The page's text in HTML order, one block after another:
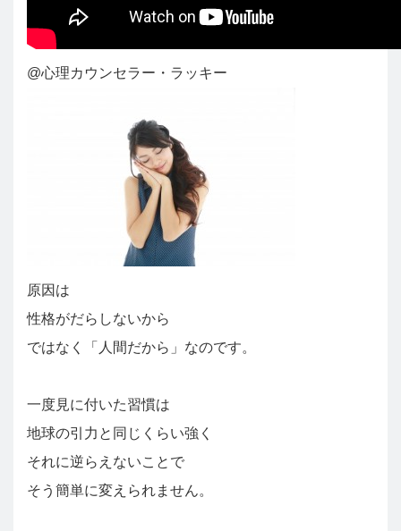
@心理カウンセラー・ラッキー
原因は
性格がだらしないから
ではなく「人間だから」なのです。
一度見に付いた習慣は
地球の引力と同じくらい強く
それに逆らえないことで
そう簡単に変えられません。